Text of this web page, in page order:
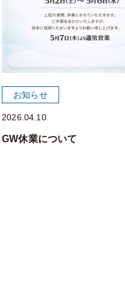
お知らせ
2026.04.10
GW休業について